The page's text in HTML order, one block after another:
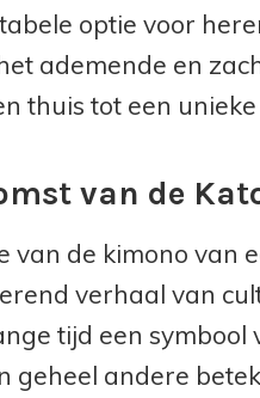
optie voor
ademende en
thuis tot een
van de
van de kimono van
verhaal van
tijd een
geheel andere